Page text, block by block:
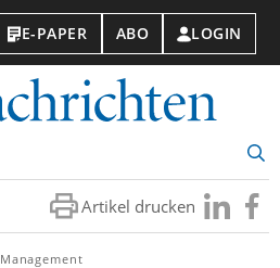
E-PAPER ABO LOGIN
Artikel drucken Besuchen
Sie
Sie
Management